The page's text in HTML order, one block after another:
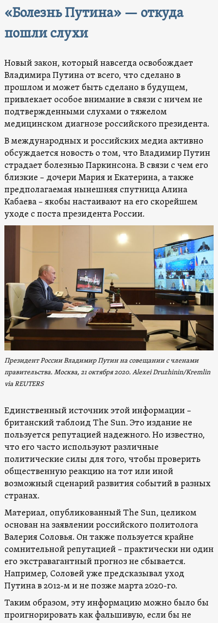
«Болезнь Путина» — откуда
пошли слухи
Новый закон, который навсегда освобождает
Владимира Путина от всего, что сделано в
прошлом и может быть сделано в будущем,
привлекает особое внимание в связи с ничем не
подтвержденными слухами о тяжелом
медицинском диагнозе российского президента.
В международных и российских медиа активно
обсуждается новость о том, что Владимир Путин
страдает болезнью Паркинсона. В связи с чем его
близкие – дочери Мария и Екатерина, а также
предполагаемая нынешняя спутница Алина
Кабаева – якобы настаивают на его скорейшем
уходе с поста президента России.
Президент России Владимир Путин на совещании с членами
правительства. Москва, 21 октября 2020. Alexei Druzhinin/Kremlin
via REUTERS
Единственный источник этой информации –
британский таблоид The Sun. Это издание не
пользуется репутацией надежного. Но известно,
что его часто используют различные
политические силы для того, чтобы проверить
общественную реакцию на тот или иной
возможный сценарий развития событий в разных
странах.
Материал, опубликованный The Sun, целиком
основан на заявлении российского политолога
Валерия Соловья. Он также пользуется крайне
сомнительной репутацией – практически ни один
его экстравагантный прогноз не сбывается.
Например, Соловей уже предсказывал уход
Путина в 2012-м и не позже марта 2020-го.
Таким образом, эту информацию можно было бы
проигнорировать как фальшивую, если бы не